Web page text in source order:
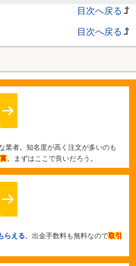
目次へ戻る
目次へ戻る
業者。知名度が高く注文が多いのも
。まずはここで良いだろう。
らえる。出金手数料も無料なので取引